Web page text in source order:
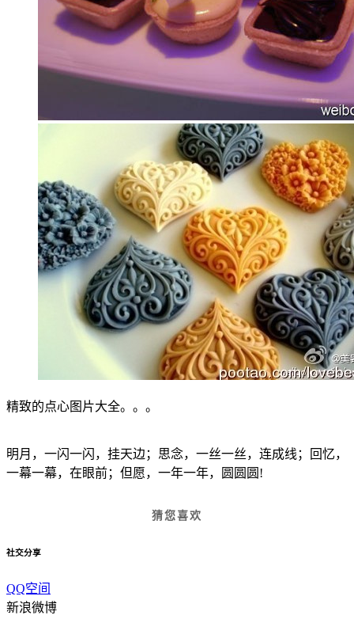
精致的点心图片大全。。。
明月，一闪一闪，挂天边；思念，一丝一丝，连成线；回忆，
一幕一幕，在眼前；但愿，一年一年，圆圆圆!
猜您喜欢
社交分享
QQ空间
新浪微博